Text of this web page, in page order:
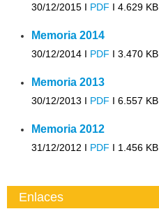
30/12/2015 I PDF I 4.629 KB
Memoria 2014
30/12/2014 I PDF I 3.470 KB
Memoria 2013
30/12/2013 I PDF I 6.557 KB
Memoria 2012
31/12/2012 I PDF I 1.456 KB
Enlaces